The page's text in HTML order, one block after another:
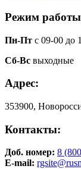
Режим
Пн-Пт с 09-00 до
Сб-Вс выходные
Адрес:
353900,
Контакты:
Доб. номер: 8
E-mail: